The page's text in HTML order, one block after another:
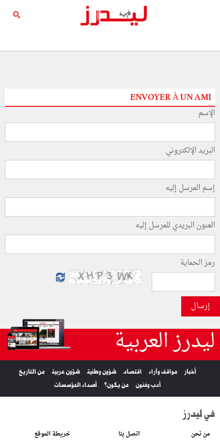
ENVOYER À UN AMI
الإسم
البريد الإلكتروني
إسم المرسل إليه
العنون البريدي للمرسل إليه
رمز الحماية
إرسال
ليدرز العربية
أخبار مواقف وآراء اقتصاد شؤون وطنية شؤون عربية
من التاريخ
أدب وفنون
من يكون؟ أصداء المؤسسات
في ليدرز
من نحن اتصل بنا خريطة الموقع